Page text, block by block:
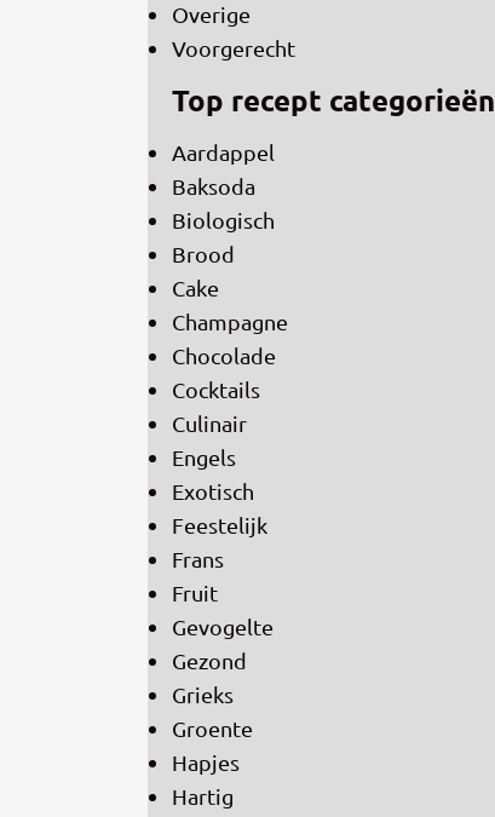
Overige
Voorgerecht
Top recept categorieën
Aardappel
Baksoda
Biologisch
Brood
Cake
Champagne
Chocolade
Cocktails
Culinair
Engels
Exotisch
Feestelijk
Frans
Fruit
Gevogelte
Gezond
Grieks
Groente
Hapjes
Hartig